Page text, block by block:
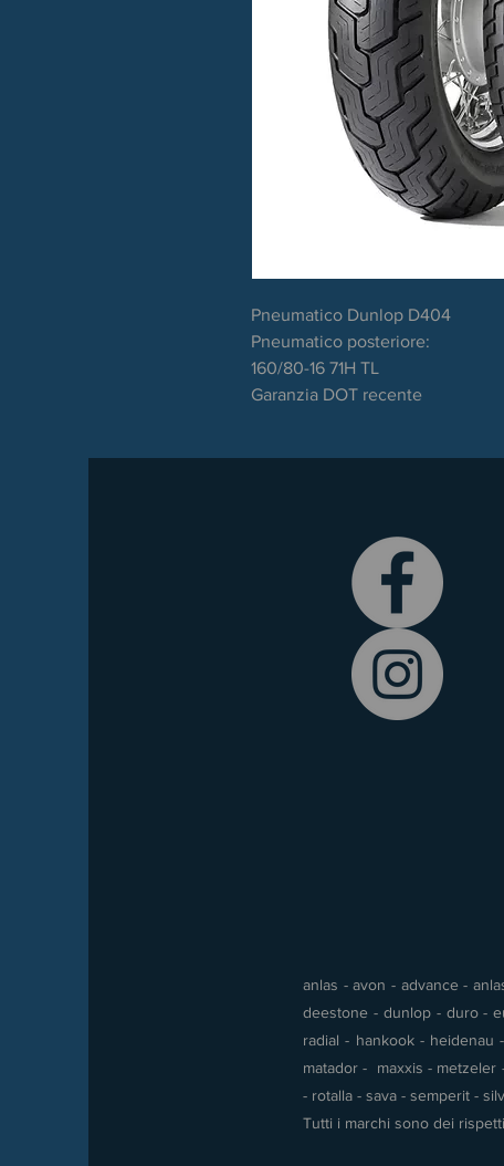
Pneumatico Dunlop D404
Pneumatico posteriore:
160/80-16 71H TL
Garanzia DOT recente
anlas - avon - advance -
deestone - dunlop - duro -
radial - hankook -
matador - maxxis - metzeler
- rotalla - sava - semperit -
Tutti i marchi sono dei